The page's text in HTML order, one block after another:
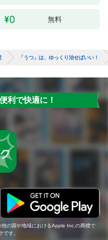
無料
「うつ」は、ゆっくり治せばいい！
利で快適に！
の国や地域におけるApple Inc.の商標で
す。